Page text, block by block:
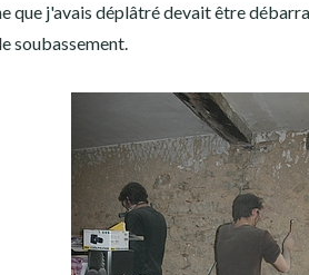
que j'avais déplâtré devait être
soubassement.